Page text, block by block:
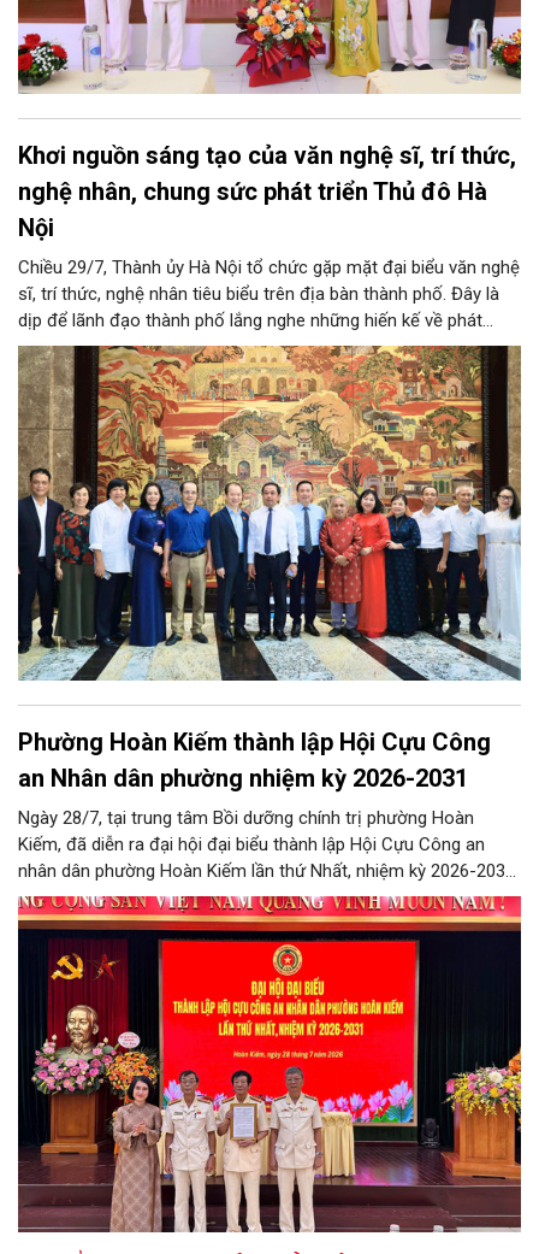
Khơi nguồn sáng tạo của văn nghệ sĩ, trí thức,
nghệ nhân, chung sức phát triển Thủ đô Hà
Nội
Chiều 29/7, Thành ủy Hà Nội tổ chức gặp mặt đại biểu văn nghệ
sĩ, trí thức, nghệ nhân tiêu biểu trên địa bàn thành phố. Đây là
dịp để lãnh đạo thành phố lắng nghe những hiến kế về phát
triển khoa học công nghệ, đổi mới sáng tạo, công nghiệp văn
hóa và phát huy nguồn lực con người, góp phần tạo động lực
mới cho sự phát triển nhanh, bền vững của Thủ đô.
Phường Hoàn Kiếm thành lập Hội Cựu Công
an Nhân dân phường nhiệm kỳ 2026-2031
Ngày 28/7, tại trung tâm Bồi dưỡng chính trị phường Hoàn
Kiếm, đã diễn ra đại hội đại biểu thành lập Hội Cựu Công an
nhân dân phường Hoàn Kiếm lần thứ Nhất, nhiệm kỳ 2026-2031,
đánh dấu bước kiện toàn tổ chức, phát huy vai trò của lực
lượng cựu Công an nhân dân trong tham gia giữ gìn an ninh trật
tự và xây dựng địa phương.